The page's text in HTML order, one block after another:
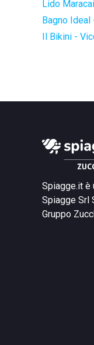
Lido
Bagno Ideal
Il Bikini -
Spiagge.it è
Spiagge Srl
Gruppo